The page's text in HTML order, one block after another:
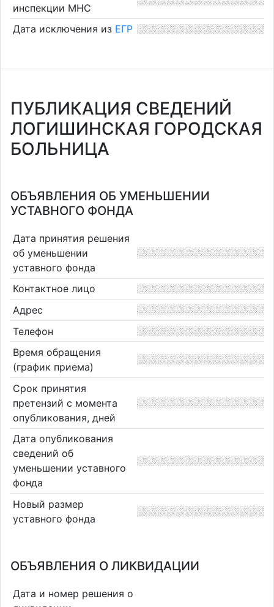
инспекции МНС
Дата исключения из ЕГР
ПУБЛИКАЦИЯ СВЕДЕНИЙ
ЛОГИШИНСКАЯ ГОРОДСКАЯ
БОЛЬНИЦА
ОБЪЯВЛЕНИЯ ОБ УМЕНЬШЕНИИ
УСТАВНОГО ФОНДА
Дата принятия решения
об уменьшении
уставного фонда
Контактное лицо
Адрес
Телефон
Время обращения
(график приема)
Срок принятия
претензий с момента
опубликования, дней
Дата опубликования
сведений об
уменьшении уставного
фонда
Новый размер
уставного фонда
ОБЪЯВЛЕНИЯ О ЛИКВИДАЦИИ
Дата и номер решения о